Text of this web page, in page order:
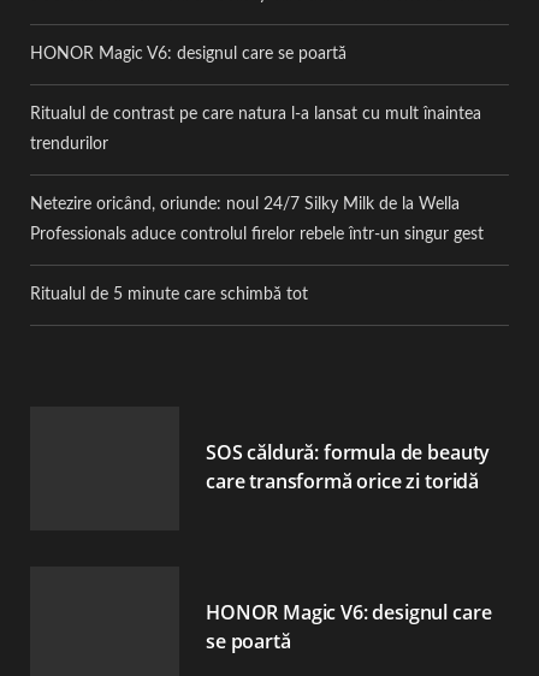
HONOR Magic V6: designul care se poartă
Ritualul de contrast pe care natura l-a lansat cu mult înaintea
trendurilor
Netezire oricând, oriunde: noul 24/7 Silky Milk de la Wella
Professionals aduce controlul firelor rebele într-un singur gest
Ritualul de 5 minute care schimbă tot
SOS căldură: formula de beauty
care transformă orice zi toridă
HONOR Magic V6: designul care
se poartă